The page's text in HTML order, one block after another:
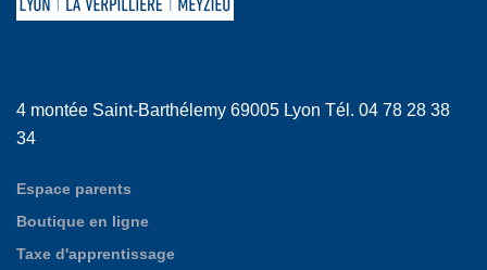
4 montée Saint-Barthélemy 69005 Lyon Tél. 04 78 28 38
34
Espace parents
Boutique en ligne
Taxe d'apprentissage